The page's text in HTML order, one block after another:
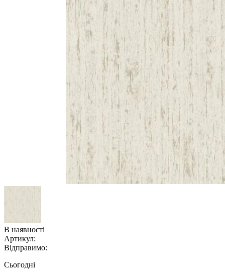
В наявності
Артикул:
Відправимо:
Сьогодні